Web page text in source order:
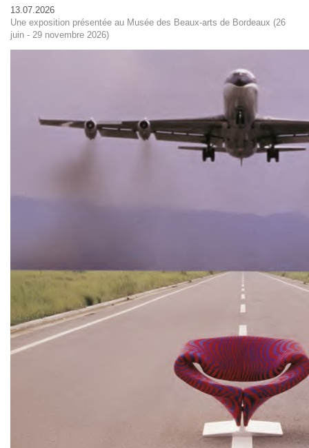
13.07.2026
Une exposition présentée au Musée des Beaux-arts de Bordeaux (26
juin - 29 novembre 2026)